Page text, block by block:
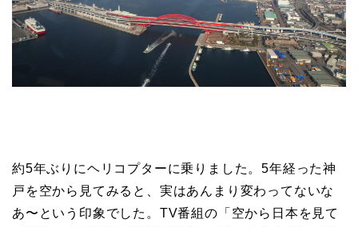
約5年ぶりにヘリコプターに乗りました。5年経った神
戸を空から見てみると、実はあんまり変わってないな
あ〜という印象でした。TV番組の「空から日本を見て